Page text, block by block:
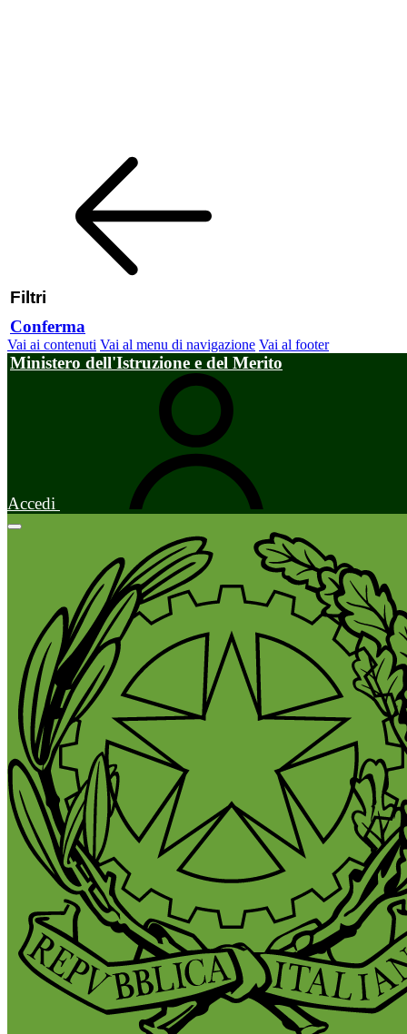
Filtri
Conferma
Vai ai contenuti Vai al menu di navigazione Vai al footer
Ministero dell'Istruzione e del Merito
Accedi